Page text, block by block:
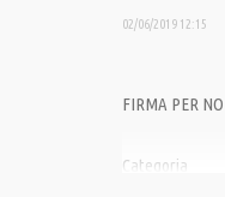
02/06/2019 12:15
FIRMA PER
Categoria